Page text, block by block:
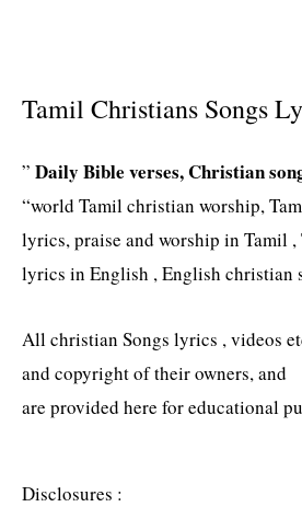
Tamil Christians Songs
” Daily Bible verses, Christian
“world Tamil christian worship,
lyrics, praise and worship in Tamil
lyrics in English , English christian
All christian Songs lyrics , videos
and copyright of their owners, and
are provided here for educational
Disclosures :